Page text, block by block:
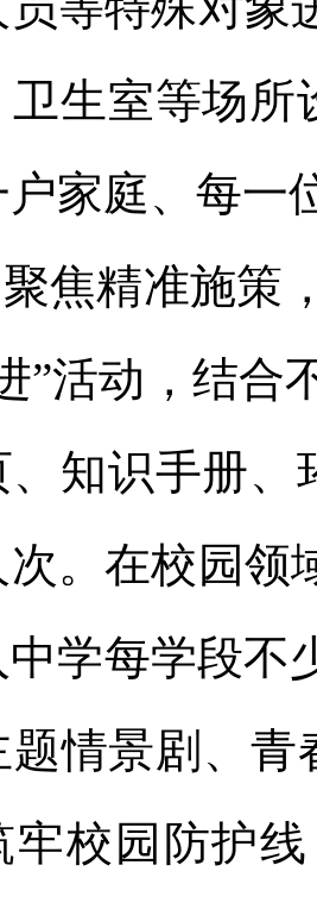
卫生室等场
家庭、每一
焦精准施策
”活动，结合
、知识手册、
。在校园领
学每学段不
题情景剧、青
牢校园防护